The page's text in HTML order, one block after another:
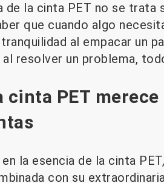
de la cinta PET no se trata
que cuando algo
al empacar un
resolver un problema,
cinta PET
la esencia de la cinta
con su